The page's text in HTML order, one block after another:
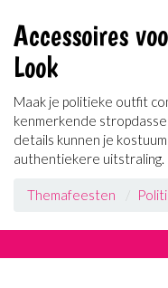
Accessoires
Look
Maak je politieke outfit
kenmerkende
details kunnen je
authentiekere uitstraling.
Themafeesten